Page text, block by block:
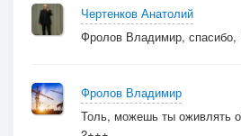
Чертенков Анатолий
Фролов Владимир,
Фролов Владимир
Толь, можешь ты оживлять